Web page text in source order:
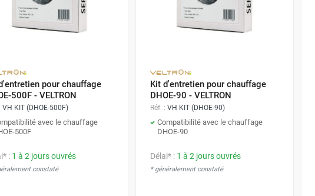
pour chauffage
500F - VELTRON
VH KIT (DHOE-500F)
avec le chauffage
500F
: 1 à 2 jours ouvrés
constaté
Kit d'entretien pour chauffage
DHOE-90 - VELTRON
Réf. : VH KIT (DHOE-90)
Compatibilité avec le chauffage
DHOE-90
Délai* : 1 à 2 jours ouvrés
* généralement constaté